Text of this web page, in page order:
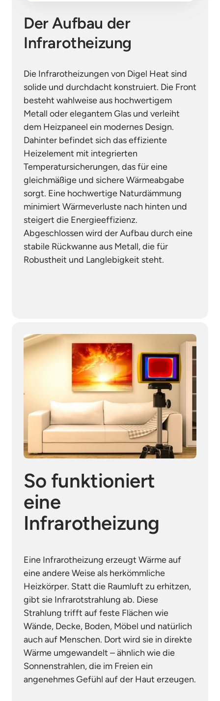
Der Aufbau der
Infrarotheizung
Die Infrarotheizungen von Digel Heat sind
solide und durchdacht konstruiert. Die Front
besteht wahlweise aus hochwertigem
Metall oder elegantem Glas und verleiht
dem Heizpaneel ein modernes Design.
Dahinter befindet sich das effiziente
Heizelement mit integrierten
Temperatursicherungen, das für eine
gleichmäßige und sichere Wärmeabgabe
sorgt. Eine hochwertige Naturdämmung
minimiert Wärmeverluste nach hinten und
steigert die Energieeffizienz.
Abgeschlossen wird der Aufbau durch eine
stabile Rückwanne aus Metall, die für
Robustheit und Langlebigkeit steht.
So funktioniert
eine
Infrarotheizung
Eine Infrarotheizung erzeugt Wärme auf
eine andere Weise als herkömmliche
Heizkörper. Statt die Raumluft zu erhitzen,
gibt sie Infrarotstrahlung ab. Diese
Strahlung trifft auf feste Flächen wie
Wände, Decke, Boden, Möbel und natürlich
auch auf Menschen. Dort wird sie in direkte
Wärme umgewandelt – ähnlich wie die
Sonnenstrahlen, die im Freien ein
angenehmes Gefühl auf der Haut erzeugen.